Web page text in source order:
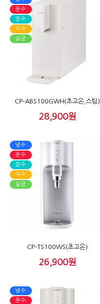
CP-ABS100GWH(초고온,스팀)
28,900원
온수
정수
직수
살균
CP-TS100WS(초고온)
26,900원
냉수
온수
정수
직수
살균
냉수
온수